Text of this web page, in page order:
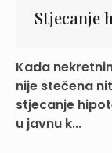
Stjecanje
Kada
nije stečena
stjecanje
u javnu k...